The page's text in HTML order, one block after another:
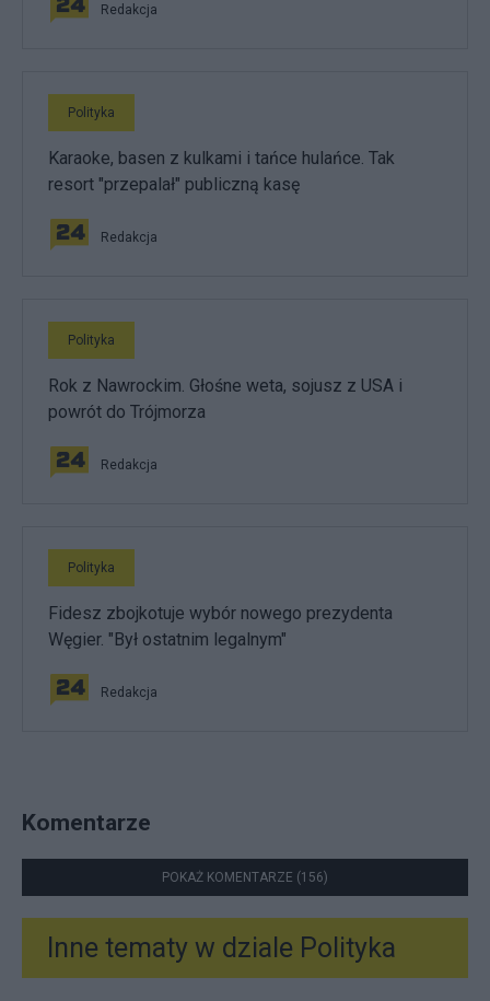
Redakcja
Polityka
Karaoke, basen z kulkami i tańce hulańce. Tak
resort "przepalał" publiczną kasę
Redakcja
Polityka
Rok z Nawrockim. Głośne weta, sojusz z USA i
powrót do Trójmorza
Redakcja
Polityka
Fidesz zbojkotuje wybór nowego prezydenta
Węgier. "Był ostatnim legalnym"
Redakcja
Komentarze
POKAŻ KOMENTARZE (156)
Inne tematy w dziale Polityka